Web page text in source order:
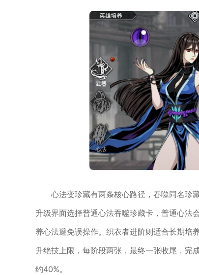
心法变珍藏有两条核心路径，吞噬同名珍
升级界面选择普通心法吞噬珍藏卡，普通心法
养心法避免误操作。织衣者进阶则适合长期培
升绝技上限，每阶段两张，最终一张收尾，完
约40%。